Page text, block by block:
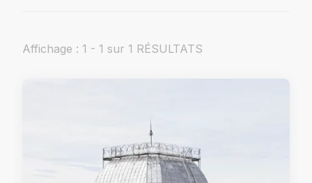
Affichage : 1 - 1 sur 1 RÉSULTATS